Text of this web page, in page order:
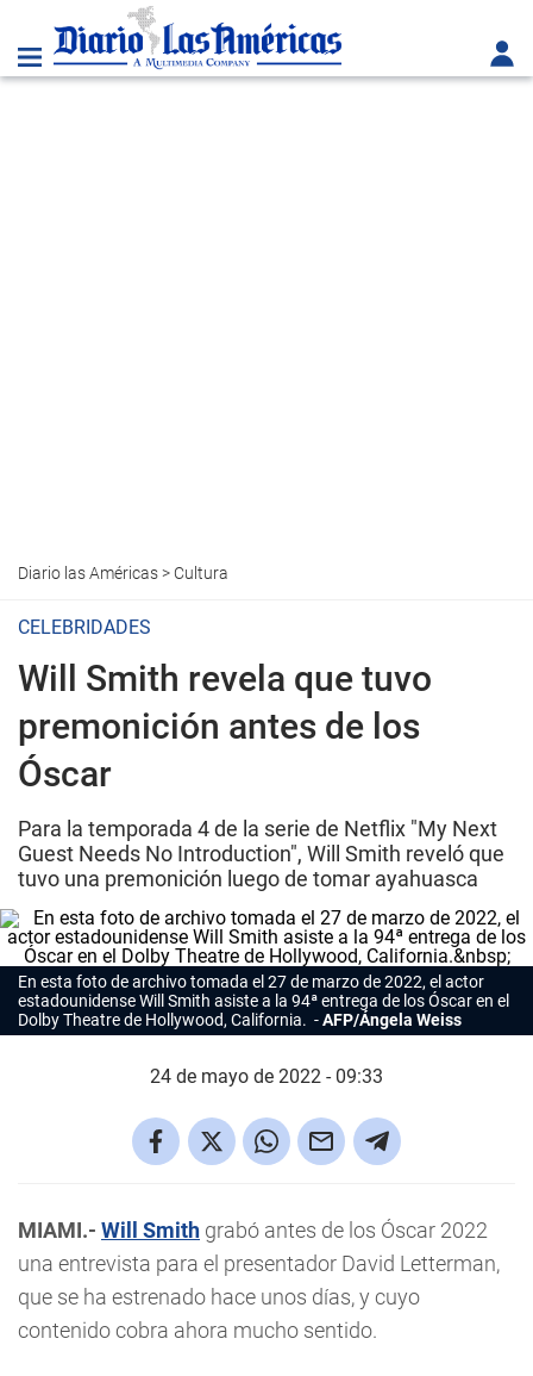
Diario las Américas> Cultura
CELEBRIDADES
Will Smith revela que tuvo
premonición antes de los
Óscar
Para la temporada 4 de la serie de Netflix "My Next
Guest Needs No Introduction", Will Smith reveló que
tuvo una premonición luego de tomar ayahuasca
En esta foto de archivo tomada el 27 de marzo de 2022, el actor
estadounidense Will Smith asiste a la 94ª entrega de los Óscar en el
Dolby Theatre de Hollywood, California.
AFP/Ángela Weiss
24 de mayo de 2022 - 09:33
MIAMI.- Will Smith grabó antes de los Óscar 2022
una entrevista para el presentador David Letterman,
que se ha estrenado hace unos días, y cuyo
contenido cobra ahora mucho sentido.